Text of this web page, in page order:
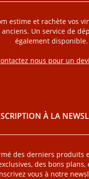
estime et rachète vos
Un service de
également disponible.
nous pour un
À LA
des derniers produits
des bons plans,
vous à notre